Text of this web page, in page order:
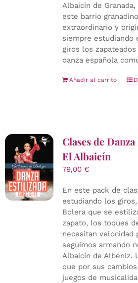
Albaicín de
este barrio
extraordinario y
siempre estudiando
giros los
danza española
Añadir al carrito
Clases de
El Albaicín
79,00 €
En este pack de
estudiando los
Bolera que se
zapato, los toques
necesitan velocidad
seguimos armando
Albaicín de Albéniz.
que por sus
juegos de